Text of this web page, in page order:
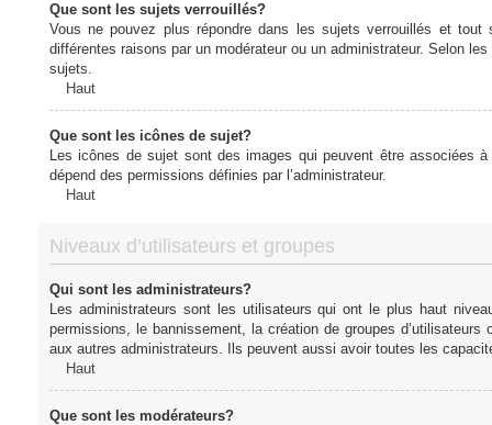
Que sont les sujets verrouillés?
Vous ne pouvez plus répondre dans les sujets verrouillés et
différentes raisons par un modérateur ou un administrateur. Selon
sujets.
Haut
Que sont les icônes de sujet?
Les icônes de sujet sont des images qui peuvent être associées
dépend des permissions définies par l’administrateur.
Haut
Niveaux d’utilisateurs et groupes
Qui sont les administrateurs?
Les administrateurs sont les utilisateurs qui ont le plus haut
permissions, le bannissement, la création de groupes
aux autres administrateurs. Ils peuvent aussi avoir toutes les
Haut
Que sont les modérateurs?